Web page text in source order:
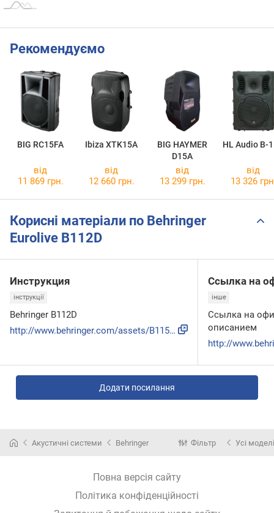
Рекомендуємо
BIG RC15FA Ibiza XTK15A
BIG HAYMER
D15A
HL Audio B-
від
11 869 грн.
від
12 660 грн.
від
13 299 грн.
від
13 326
Корисні матеріали по Behringer
Eurolive B112D
Инструкция
інструкції
Behringer B112D
http://www.behringer.com/assets/B115D_B112D_QSG_WW.pdf
Ссылка на
інше
Ссылка на
описанием
Додати посилання
Акустичні системи Behringer Фільтр Усі моделі
Повна версія сайту
Політика конфіденційності